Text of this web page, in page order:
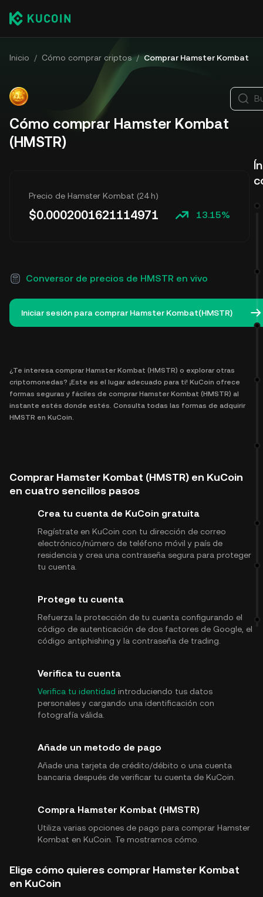
Inicio / Cómo comprar criptos / Comprar Hamster Kombat
Cómo comprar Hamster Kombat
(HMSTR)
Precio de Hamster Kombat (24 h)
$0.0002001621114971 13.15%
Conversor de precios de HMSTR en vivo
Iniciar sesión para comprar Hamster Kombat(HMSTR)
¿Te interesa comprar Hamster Kombat (HMSTR) o explorar otras
criptomonedas? ¡Este es el lugar adecuado para ti! KuCoin ofrece
formas seguras y fáciles de comprar Hamster Kombat (HMSTR) al
instante estés donde estés. Consulta todas las formas de adquirir
HMSTR en KuCoin.
Comprar Hamster Kombat (HMSTR) en KuCoin
en cuatro sencillos pasos
Crea tu cuenta de KuCoin gratuita
Regístrate en KuCoin con tu dirección de correo
electrónico/número de teléfono móvil y país de
residencia y crea una contraseña segura para proteger
tu cuenta.
Protege tu cuenta
Refuerza la protección de tu cuenta configurando el
código de autenticación de dos factores de Google, el
código antiphishing y la contraseña de trading.
Verifica tu cuenta
Verifica tu identidad introduciendo tus datos
personales y cargando una identificación con
fotografía válida.
Añade un metodo de pago
Añade una tarjeta de crédito/débito o una cuenta
bancaria después de verificar tu cuenta de KuCoin.
Compra Hamster Kombat (HMSTR)
Utiliza varias opciones de pago para comprar Hamster
Kombat en KuCoin. Te mostramos cómo.
Elige cómo quieres comprar Hamster Kombat
en KuCoin